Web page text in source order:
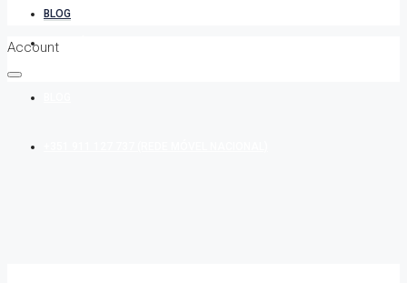
PORTFÓLIO
BLOG
Account